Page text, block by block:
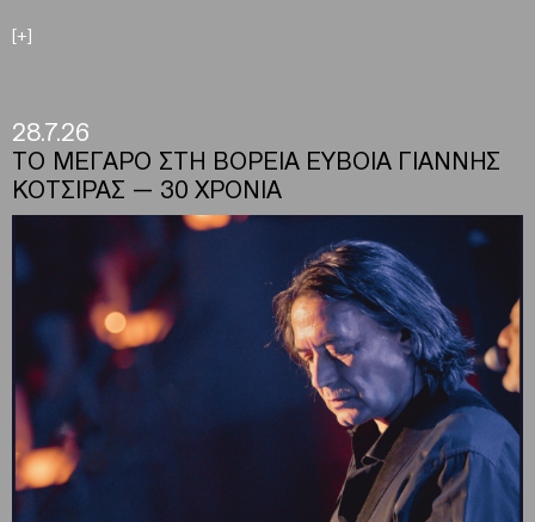
[+]
28.7.26
ΤΟ ΜΕΓΑΡΟ ΣΤΗ ΒΟΡΕΙΑ ΕΥΒΟΙΑ ΓΙΑΝΝΗΣ
ΚΟΤΣΙΡΑΣ — 30 ΧΡΟΝΙΑ